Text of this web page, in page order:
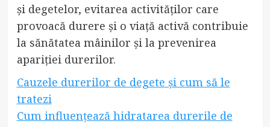
și degetelor, evitarea activităților care
provoacă durere și o viață activă contribuie
la sănătatea mâinilor și la prevenirea
apariției durerilor.
Cauzele durerilor de degete și cum să le
tratezi
Cum influențează hidratarea durerile de